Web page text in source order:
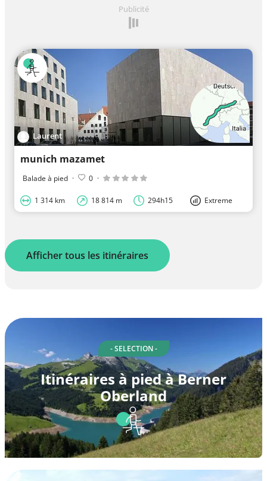
Publicité
Laurent
munich mazamet
Balade à pied · 0 ·
1 314 km 18 814 m 294h15 Extreme
Afficher tous les itinéraires
- SELECTION -
Itinéraires à pied à Berner
Oberland